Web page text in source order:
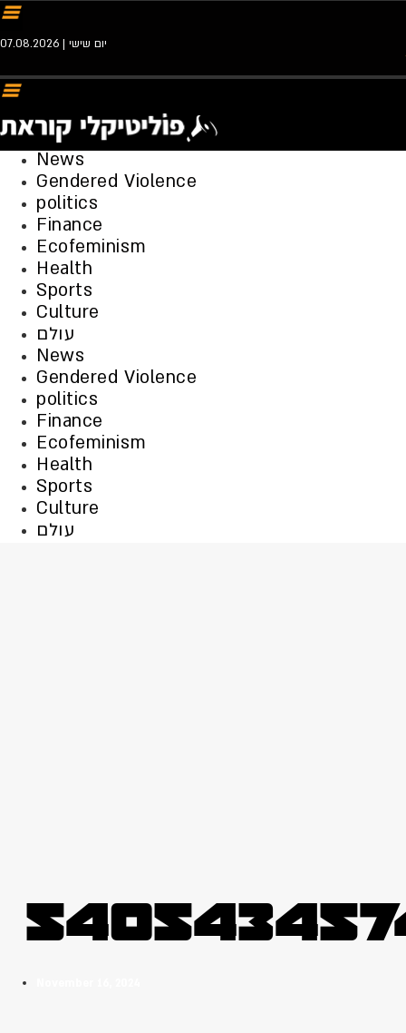
יום שישי | 07.08.2026
News
Gendered Violence
politics
Finance
Ecofeminism
Health
Sports
Culture
עולם
News
Gendered Violence
politics
Finance
Ecofeminism
Health
Sports
Culture
עולם